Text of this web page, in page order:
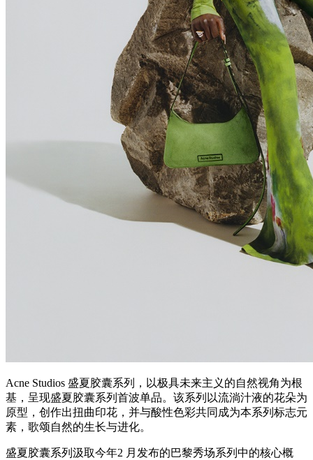
Acne Studios 盛夏胶囊系列，以极具未来主义的自然视角为根
基，呈现盛夏胶囊系列首波单品。该系列以流淌汁液的花朵为
原型，创作出扭曲印花，并与酸性色彩共同成为本系列标志元
素，歌颂自然的生长与进化。
盛夏胶囊系列汲取今年2 月发布的巴黎秀场系列中的核心概